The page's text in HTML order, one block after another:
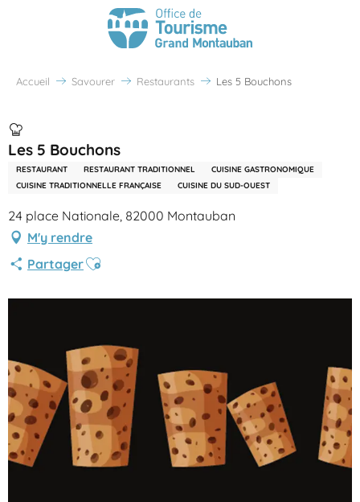
Accueil Savourer Restaurants Les 5 Bouchons
Les 5 Bouchons
RESTAURANT RESTAURANT TRADITIONNEL
CUISINE GASTRONOMIQUE
CUISINE TRADITIONNELLE FRANÇAISE
CUISINE DU SUD-OUEST
24 place Nationale, 82000 Montauban
M'y rendre
PartagerAjouter aux favoris